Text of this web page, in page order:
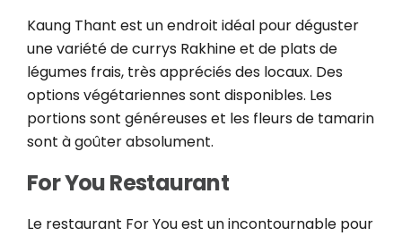
Kaung Thant est un endroit idéal pour déguster
une variété de currys Rakhine et de plats de
légumes frais, très appréciés des locaux. Des
options végétariennes sont disponibles. Les
portions sont généreuses et les fleurs de tamarin
sont à goûter absolument.
For You Restaurant
Le restaurant For You est un incontournable pour